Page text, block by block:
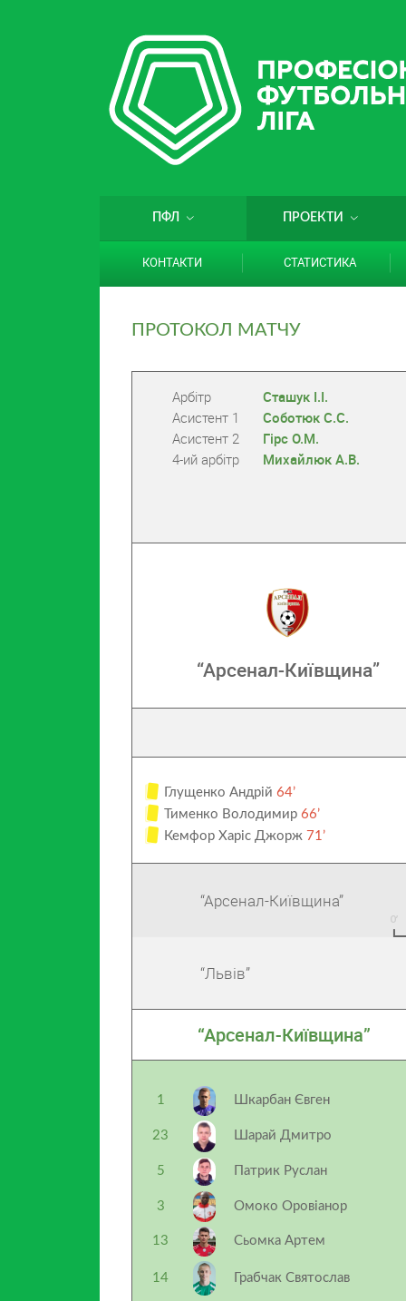
ПФЛ ПРОЕКТИ
КОНТАКТИ СТАТИСТИКА
ПРОТОКОЛ МАТЧУ
Арбітр
Сташук І.І.
Асистент 1
Соботюк С.С.
Асистент 2
Гірс О.М.
4-ий арбітр
Михайлюк А.В.
“Арсенал-Київщина”
Глущенко Андрій 64’
Тименко Володимир 66’
Кемфор Харіс Джорж 71’
“Арсенал-Київщина”
“Львів”
“Арсенал-Київщина”
1 Шкарбан Євген
23 Шарай Дмитро
5 Патрик Руслан
3 Омоко Оровіанор
13 Сьомка Артем
14 Грабчак Святослав